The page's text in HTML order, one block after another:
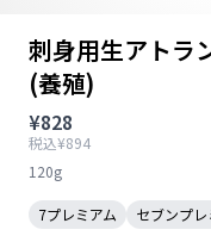
刺身用生アトラ
(養殖)
¥828
税込¥894
120g
7プレミアム セブンプレ